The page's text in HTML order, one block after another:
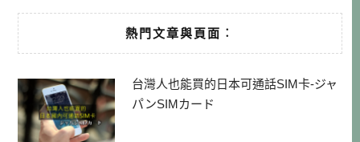
熱門文章與頁面︰
台灣人也能買的日本可通話SIM卡-ジャ
パンSIMカード